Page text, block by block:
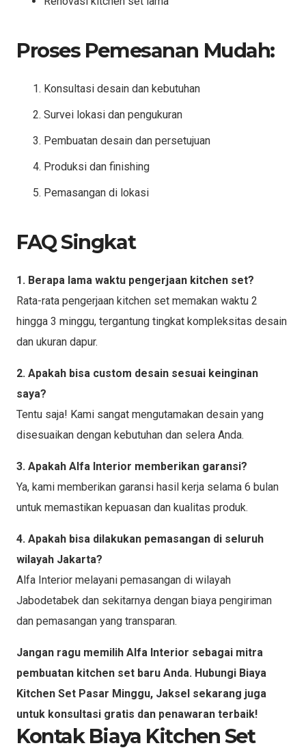
Proses Pemesanan Mudah:
Konsultasi desain dan kebutuhan
Survei lokasi dan pengukuran
Pembuatan desain dan persetujuan
Produksi dan finishing
Pemasangan di lokasi
FAQ Singkat
1. Berapa lama waktu pengerjaan kitchen set?
Rata-rata pengerjaan kitchen set memakan waktu 2
hingga 3 minggu, tergantung tingkat kompleksitas desain
dan ukuran dapur.
2. Apakah bisa custom desain sesuai keinginan
saya?
Tentu saja! Kami sangat mengutamakan desain yang
disesuaikan dengan kebutuhan dan selera Anda.
3. Apakah Alfa Interior memberikan garansi?
Ya, kami memberikan garansi hasil kerja selama 6 bulan
untuk memastikan kepuasan dan kualitas produk.
4. Apakah bisa dilakukan pemasangan di seluruh
wilayah Jakarta?
Alfa Interior melayani pemasangan di wilayah
Jabodetabek dan sekitarnya dengan biaya pengiriman
dan pemasangan yang transparan.
Jangan ragu memilih Alfa Interior sebagai mitra
pembuatan kitchen set baru Anda. Hubungi Biaya
Kitchen Set Pasar Minggu, Jaksel sekarang juga
untuk konsultasi gratis dan penawaran terbaik!
Kontak Biaya Kitchen Set